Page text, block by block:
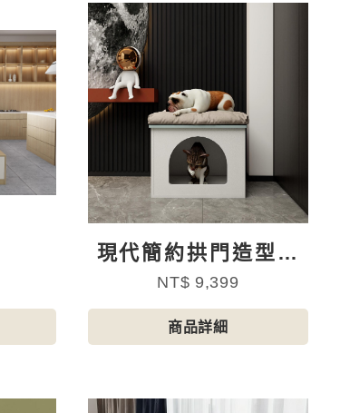
現代簡約拱門造型貓
窩
NT$ 9,399
商品詳細